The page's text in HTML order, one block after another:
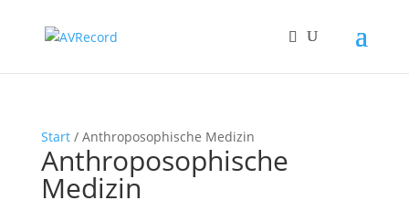
Start/ Anthroposophische Medizin
Anthroposophische
Medizin